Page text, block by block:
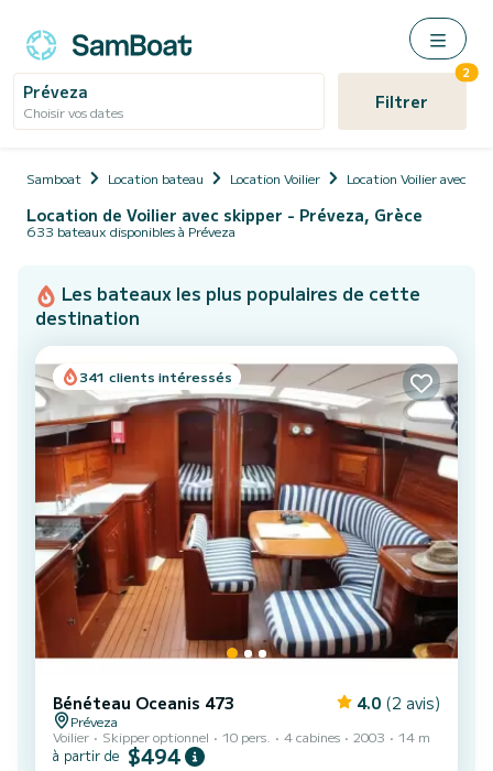
Préveza
Choisir vos dates Filtrer
2
Samboat Location bateau Location Voilier Location Voilier avec
Location de Voilier avec skipper - Préveza, Grèce
633 bateaux disponibles à Préveza
Les bateaux les plus populaires de cette
destination
341 clients intéressés
Bénéteau Oceanis 473 4.0 (2 avis)
Préveza
Voilier
Skipper optionnel 10 pers. 4 cabines 2003 14 m
à partir de $494